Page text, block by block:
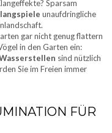
Sparsam
unaufdringliche
gar nicht genug flattern
in den Garten ein:
sind nützlich
Sie im Freien immer
FÜR